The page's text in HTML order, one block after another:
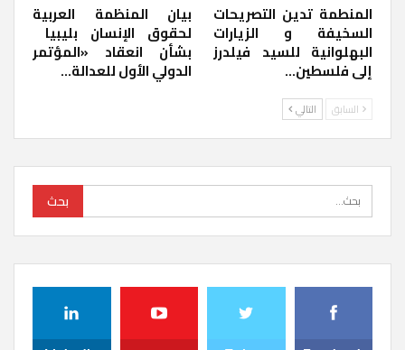
المنطمة تدين التصريحات
السخيفة و الزيارات
البهلوانية للسيد فيلدرز
إلى فلسطين…
بيان المنظمة العربية
لحقوق الإنسان بليبيا ​
بشأن انعقاد «المؤتمر
الدولي الأول للعدالة…
السابق التالي